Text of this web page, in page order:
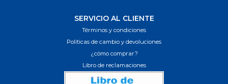
SERVICIO AL CLIENTE
Términos y condiciones
Políticas de cambio y devoluciones
¿cómo comprar?
Libro de reclamaciones